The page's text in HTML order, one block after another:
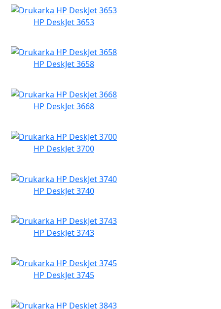
HP DeskJet 3653
HP DeskJet 3658
HP DeskJet 3668
HP DeskJet 3700
HP DeskJet 3740
HP DeskJet 3743
HP DeskJet 3745